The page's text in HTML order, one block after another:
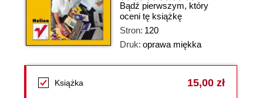
Bądź pierwszym, który
oceni tę książkę
Stron: 120
Druk: oprawa miękka
Książka 15,00 zł